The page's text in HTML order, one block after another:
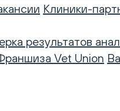
Клиники-
результатов
Vet Union